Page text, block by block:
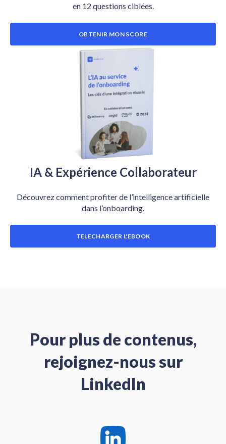
en 12 questions ciblées.
OBTENIR MON SCORE
IA & Expérience Collaborateur
Découvrez comment profiter de l’intelligence artificielle
dans l’onboarding.
TELECHARGER L'EBOOK
Pour plus de contenus,
rejoignez-nous sur
LinkedIn